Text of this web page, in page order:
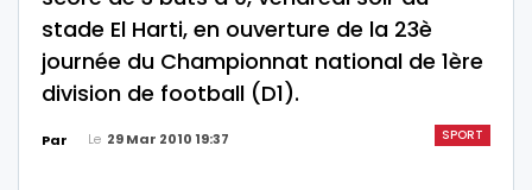
stade El Harti, en ouverture de la 23è
journée du Championnat national de 1ère
division de football (D1).
SPORT
Par Le 29 Mar 2010 19:37